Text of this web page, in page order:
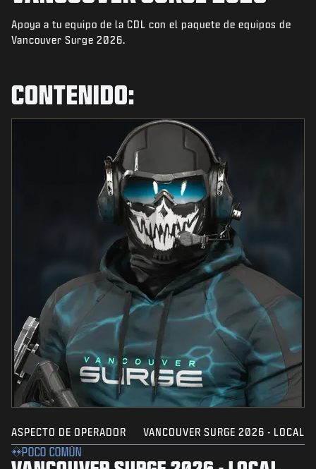
NOTICIAS
TIENDA
ATENCIÓN AL CLIENTE
INICIAR SESIÓN|REGISTRARSE
Apoya a tu equipo de la CDL con el paquete de equipos de
Vancouver Surge 2026.
CONTENIDO:
ASPECTO DE OPERADOR VANCOUVER SURGE 2026 - LOCAL
POCO COMÚN